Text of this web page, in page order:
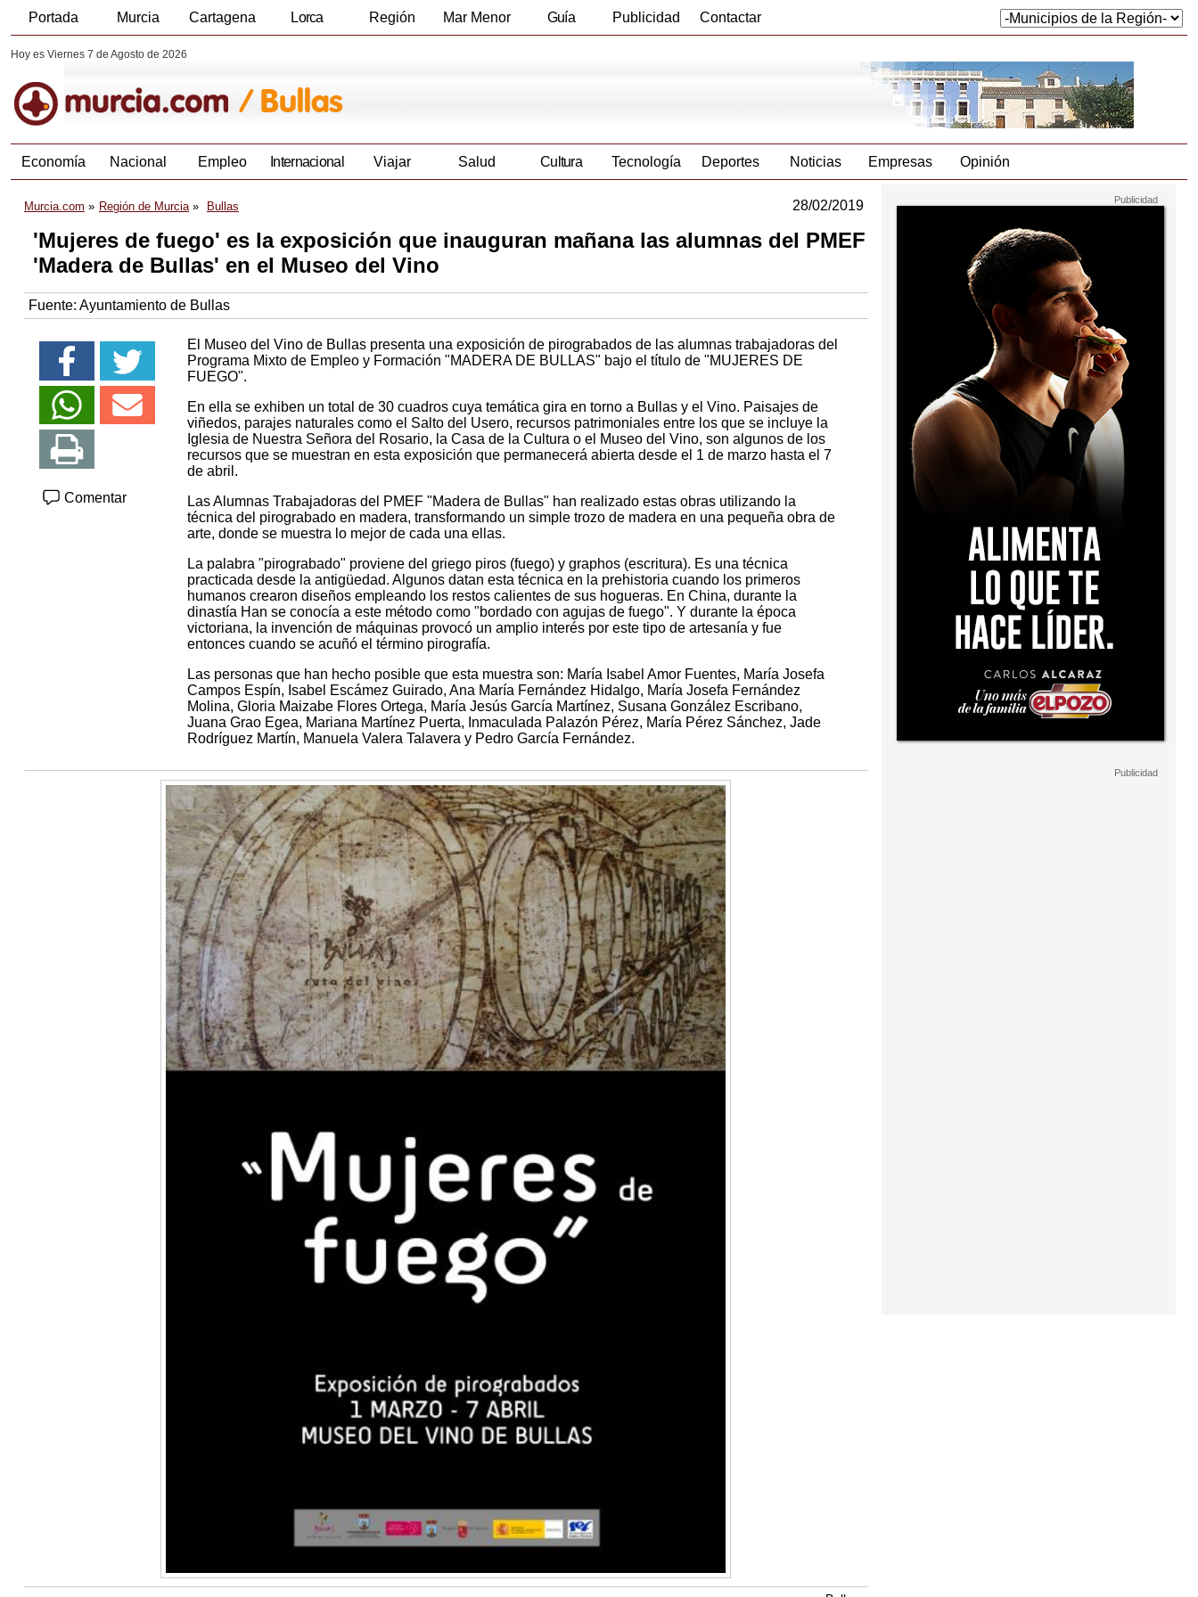
Portada Murcia Cartagena Lorca Región Mar Menor Guía Publicidad Contactar
Hoy es Viernes 7 de Agosto de 2026
Economía Nacional Empleo Internacional Viajar Salud Cultura Tecnología Deportes Noticias Empresas Opinión
Murcia.com Región de Murcia Bullas 28/02/2019
'Mujeres de fuego' es la exposición que inauguran mañana las alumnas del PMEF
'Madera de Bullas' en el Museo del Vino
Fuente: Ayuntamiento de Bullas
Comentar
El Museo del Vino de Bullas presenta una exposición de pirograbados de las alumnas trabajadoras del
Programa Mixto de Empleo y Formación "MADERA DE BULLAS" bajo el título de "MUJERES DE
FUEGO".
En ella se exhiben un total de 30 cuadros cuya temática gira en torno a Bullas y el Vino. Paisajes de
viñedos, parajes naturales como el Salto del Usero, recursos patrimoniales entre los que se incluye la
Iglesia de Nuestra Señora del Rosario, la Casa de la Cultura o el Museo del Vino, son algunos de los
recursos que se muestran en esta exposición que permanecerá abierta desde el 1 de marzo hasta el 7
de abril.
Las Alumnas Trabajadoras del PMEF "Madera de Bullas" han realizado estas obras utilizando la
técnica del pirograbado en madera, transformando un simple trozo de madera en una pequeña obra de
arte, donde se muestra lo mejor de cada una ellas.
La palabra "pirograbado" proviene del griego piros (fuego) y graphos (escritura). Es una técnica
practicada desde la antigüedad. Algunos datan esta técnica en la prehistoria cuando los primeros
humanos crearon diseños empleando los restos calientes de sus hogueras. En China, durante la
dinastía Han se conocía a este método como "bordado con agujas de fuego". Y durante la época
victoriana, la invención de máquinas provocó un amplio interés por este tipo de artesanía y fue
entonces cuando se acuñó el término pirografía.
Las personas que han hecho posible que esta muestra son: María Isabel Amor Fuentes, María Josefa
Campos Espín, Isabel Escámez Guirado, Ana María Fernández Hidalgo, María Josefa Fernández
Molina, Gloria Maizabe Flores Ortega, María Jesús García Martínez, Susana González Escribano,
Juana Grao Egea, Mariana Martínez Puerta, Inmaculada Palazón Pérez, María Pérez Sánchez, Jade
Rodríguez Martín, Manuela Valera Talavera y Pedro García Fernández.